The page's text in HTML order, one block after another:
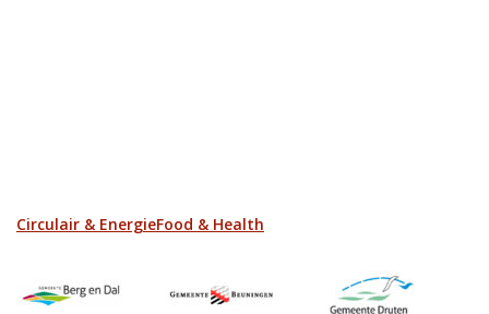
Circulair & EnergieFood & Health